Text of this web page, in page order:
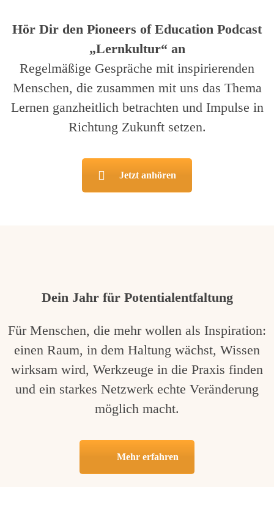
Hör Dir den Pioneers of Education Podcast
„Lernkultur“ an
Regelmäßige Gespräche mit inspirierenden
Menschen, die zusammen mit uns das Thema
Lernen ganzheitlich betrachten und Impulse in
Richtung Zukunft setzen.
Jetzt anhören
Dein Jahr für Potentialentfaltung
Für Menschen, die mehr wollen als Inspiration:
einen Raum, in dem Haltung wächst, Wissen
wirksam wird, Werkzeuge in die Praxis finden
und ein starkes Netzwerk echte Veränderung
möglich macht.
Mehr erfahren